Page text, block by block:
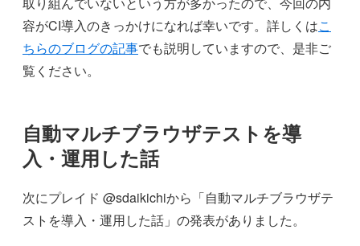
容がCI導入のきっかけになれば幸いです。詳しくはこ
ちらのブログの記事でも説明していますので、是非ご
覧ください。
自動マルチブラウザテストを導
入・運用した話
次にプレイド @sdaikichiから「自動マルチブラウザテ
ストを導入・運用した話」の発表がありました。